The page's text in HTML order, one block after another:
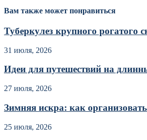
Вам также может понравиться
Туберкулез крупного рогатого
31 июля, 2026
Идеи для путешествий на
27 июля, 2026
Зимняя искра: как
25 июля, 2026